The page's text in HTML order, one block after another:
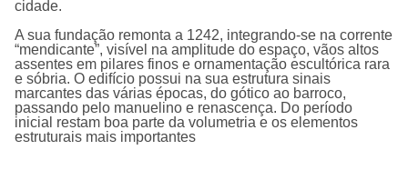
cidade.
A sua fundação remonta a 1242, integrando-se na corrente
“mendicante”, visível na amplitude do espaço, vãos altos
assentes em pilares finos e ornamentação escultórica rara
e sóbria. O edifício possui na sua estrutura sinais
marcantes das várias épocas, do gótico ao barroco,
passando pelo manuelino e renascença. Do período
inicial restam boa parte da volumetria e os elementos
estruturais mais importantes